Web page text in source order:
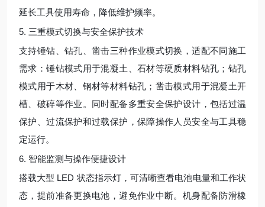
延长工具使用寿命，降低维护频率。
5. 三重模式切换与安全保护技术
支持锤钻、钻孔、凿击三种作业模式切换，适配不同施工
需求：锤钻模式用于混凝土、石材等硬质材料钻孔；钻孔
模式用于木材、钢材等材料钻孔；凿击模式用于混凝土开
槽、破碎等作业。同时配备多重安全保护设计，包括过温
保护、过流保护和过载保护，保障操作人员安全与工具稳
定运行。
6. 智能监测与操作便捷设计
搭载大型 LED 状态指示灯，可清晰查看电池电量和工作状
态，提前准备更换电池，避免作业中断。机身配备防滑橡